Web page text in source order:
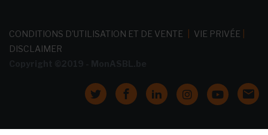
CONDITIONS D'UTILISATION ET DE VENTE VIE PRIVÉE
DISCLAIMER